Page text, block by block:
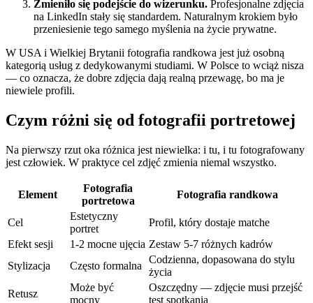
Zmieniło się podejście do wizerunku. Profesjonalne zdjęcia
na LinkedIn stały się standardem. Naturalnym krokiem było
przeniesienie tego samego myślenia na życie prywatne.
W USA i Wielkiej Brytanii fotografia randkowa jest już osobną
kategorią usług z dedykowanymi studiami. W Polsce to wciąż nisza
— co oznacza, że dobre zdjęcia dają realną przewagę, bo ma je
niewiele profili.
Czym różni się od fotografii portretowej
Na pierwszy rzut oka różnica jest niewielka: i tu, i tu fotografowany
jest człowiek. W praktyce cel zdjęć zmienia niemal wszystko.
Element
Fotografia
portretowa
Fotografia randkowa
Cel
Estetyczny
portret
Profil, który dostaje matche
Efekt sesji
1-2 mocne ujęcia Zestaw 5-7 różnych kadrów
Stylizacja
Często formalna
Codzienna, dopasowana do stylu
życia
Retusz
Może być
mocny
Oszczędny — zdjęcie musi przejść
test spotkania